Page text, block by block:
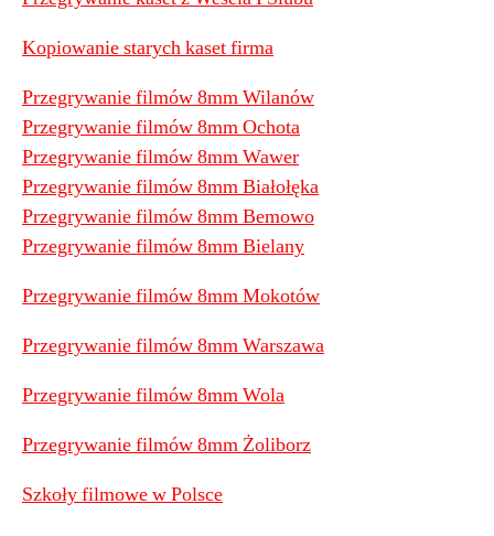
Kopiowanie starych kaset firma
Przegrywanie filmów 8mm Wilanów
Przegrywanie filmów 8mm Ochota
Przegrywanie filmów 8mm Wawer
Przegrywanie filmów 8mm Białołęka
Przegrywanie filmów 8mm Bemowo
Przegrywanie filmów 8mm Bielany
Przegrywanie filmów 8mm Mokotów
Przegrywanie filmów 8mm Warszawa
Przegrywanie filmów 8mm Wola
Przegrywanie filmów 8mm Żoliborz
Szkoły filmowe w Polsce